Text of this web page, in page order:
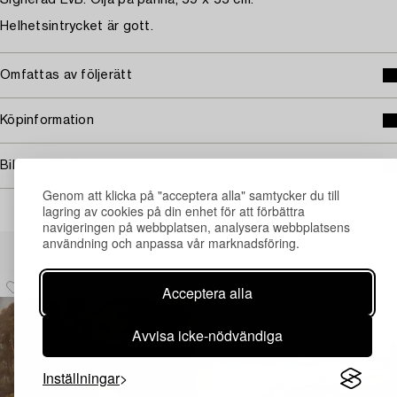
Genom att klicka på "acceptera alla" samtycker du till
lagring av cookies på din enhet för att förbättra
navigeringen på webbplatsen, analysera webbplatsens
användning och anpassa vår marknadsföring.
Acceptera alla
Avvisa icke-nödvändiga
Inställningar
Helhetsintrycket är gott.
Omfattas av följerätt
Köpinformation
Bildrättigheter
Andra har även tittat på